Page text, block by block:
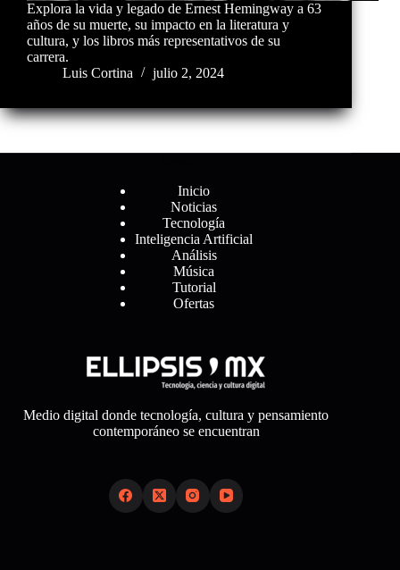
Explora la vida y legado de Ernest Hemingway a 63
años de su muerte, su impacto en la literatura y
cultura, y los libros más representativos de su
carrera.
Luis Cortina
julio 2, 2024
Inicio
Noticias
Tecnología
Inteligencia Artificial
Análisis
Música
Tutorial
Ofertas
Medio digital donde tecnología, cultura y pensamiento
contemporáneo se encuentran